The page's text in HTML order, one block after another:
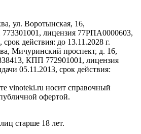
ул. Воротынская, 16,
лицензия 77РПА0000603,
действия: до 13.11.2028 г.
Мичуринский проспект, д. 16,
КПП 772901001, лицензия
05.11.2013, срок действия:
vinoteki.ru носит справочный
офертой.
старше 18 лет.